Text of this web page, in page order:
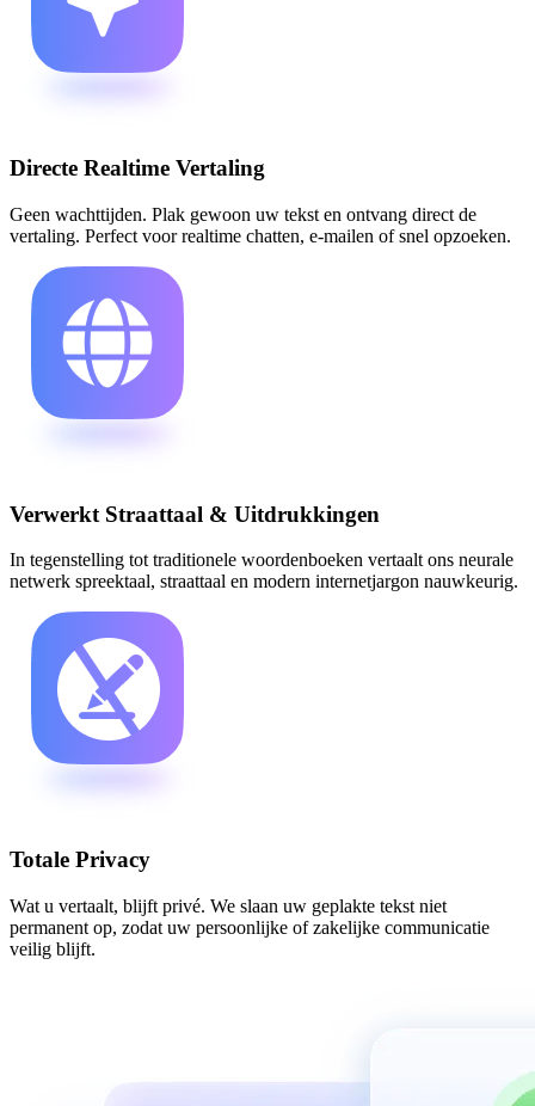
Directe Realtime Vertaling
Geen wachttijden. Plak gewoon uw tekst en ontvang direct de
vertaling. Perfect voor realtime chatten, e-mailen of snel opzoeken.
Verwerkt Straattaal & Uitdrukkingen
In tegenstelling tot traditionele woordenboeken vertaalt ons neurale
netwerk spreektaal, straattaal en modern internetjargon nauwkeurig.
Totale Privacy
Wat u vertaalt, blijft privé. We slaan uw geplakte tekst niet
permanent op, zodat uw persoonlijke of zakelijke communicatie
veilig blijft.